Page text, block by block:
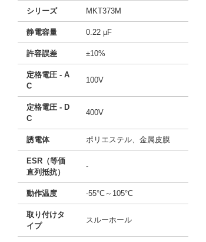
シリーズ MKT373M
静電容量 0.22 µF
許容誤差 ±10%
定格電圧 - A
C
100V
定格電圧 - D
C
400V
誘電体 ポリエステル、金属皮膜
ESR（等価
直列抵抗）
-
動作温度 -55°C～105°C
取り付けタ
イプ
スルーホール